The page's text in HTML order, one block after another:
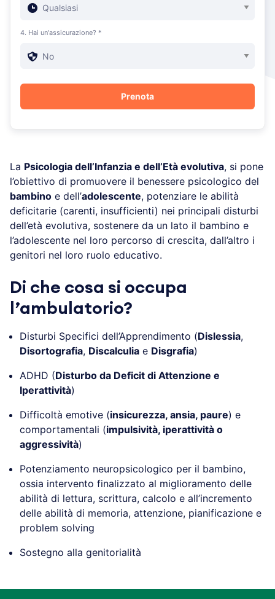
4. Hai un'assicurazione? *
La Psicologia dell’Infanzia e dell’Età evolutiva, si pone
l’obiettivo di promuovere il benessere psicologico del
bambino e dell’adolescente, potenziare le abilità
deficitarie (carenti, insufficienti) nei principali disturbi
dell’età evolutiva, sostenere da un lato il bambino e
l’adolescente nel loro percorso di crescita, dall’altro i
genitori nel loro ruolo educativo.
Di che cosa si occupa
l’ambulatorio?
Disturbi Specifici dell’Apprendimento (Dislessia,
Disortografia, Discalculia e Disgrafia)
ADHD (Disturbo da Deficit di Attenzione e
Iperattività)
Difficoltà emotive (insicurezza, ansia, paure) e
comportamentali (impulsività, iperattività o
aggressività)
Potenziamento neuropsicologico per il bambino,
ossia intervento finalizzato al miglioramento delle
abilità di lettura, scrittura, calcolo e all’incremento
delle abilità di memoria, attenzione, pianificazione e
problem solving
Sostegno alla genitorialità